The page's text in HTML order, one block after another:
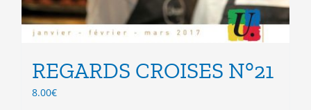
REGARDS CROISES N°21
8.00€